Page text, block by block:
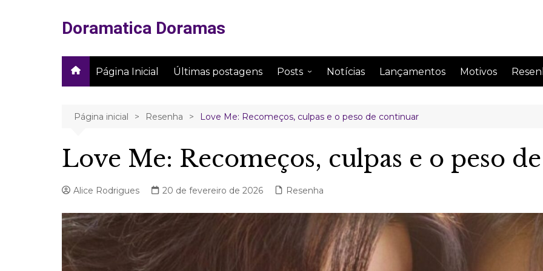
Doramatica Doramas
Página Inicial Últimas postagens Posts
Comentando
Impressão semanal
Citações
Notícias Lançamentos Motivos
Página inicial Resenha Love Me: Recomeços, culpas e o peso de continuar
Love Me: Recomeços, culpas e o peso
Alice Rodrigues 20 de fevereiro de 2026 Resenha